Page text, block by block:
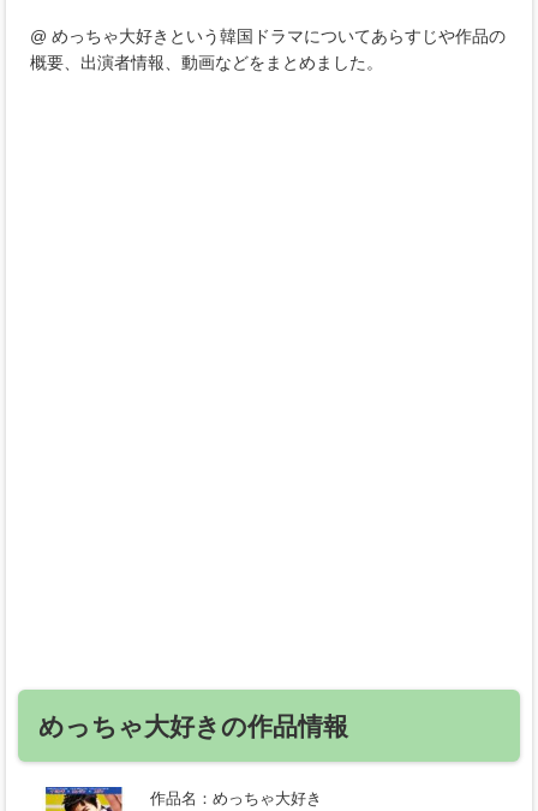
@ めっちゃ大好きという韓国ドラマについてあらすじや作品の
概要、出演者情報、動画などをまとめました。
めっちゃ大好きの作品情報
作品名 ：めっちゃ大好き